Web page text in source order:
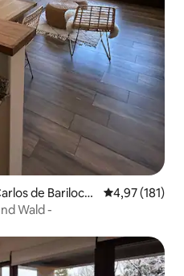
de Bariloch
4,97 (181)
Wald -